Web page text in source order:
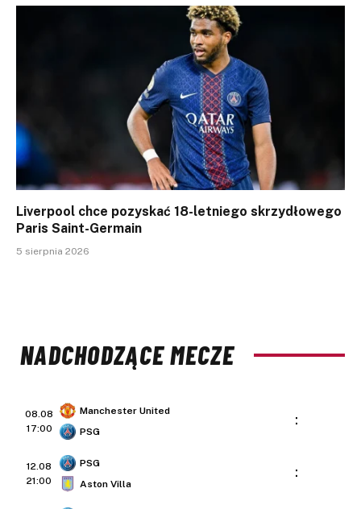
Liverpool chce pozyskać 18-letniego skrzydłowego
Paris Saint-Germain
5 sierpnia 2026
NADCHODZĄCE MECZE
08.08
17:00
Manchester United
PSG
:
12.08
21:00
PSG
Aston Villa
: